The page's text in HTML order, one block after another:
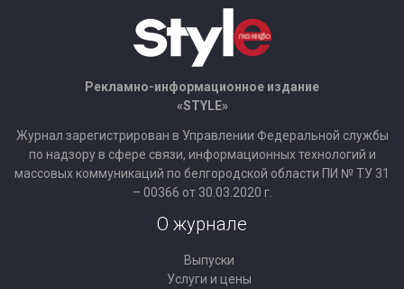
Рекламно-информационное издание
«STYLE»
Журнал зарегистрирован в Управлении Федеральной службы
по надзору в сфере связи, информационных технологий и
массовых коммуникаций по белгородской области ПИ № ТУ 31
– 00366 от 30.03.2020 г.
О журнале
Выпуски
Услуги и цены